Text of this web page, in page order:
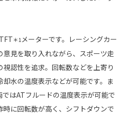
＊1 メーターです。レーシングカー
見を取り入れながら、スポーツ走
認性を追求。回転数などを上寄り
水の温度表示などが可能です。ま
はATフルードの温度表示が可能で
時に回転数が高く、シフトダウンで